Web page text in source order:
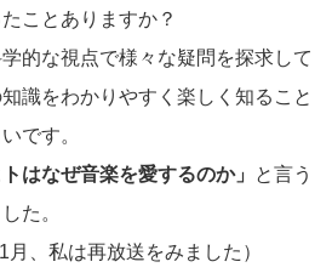
ことありますか？
的な視点で様々な疑問を探求して
識をわかりやすく楽しく知ること
です。
トはなぜ音楽を愛するのか」
と言う
た。
月、私は再放送をみました）